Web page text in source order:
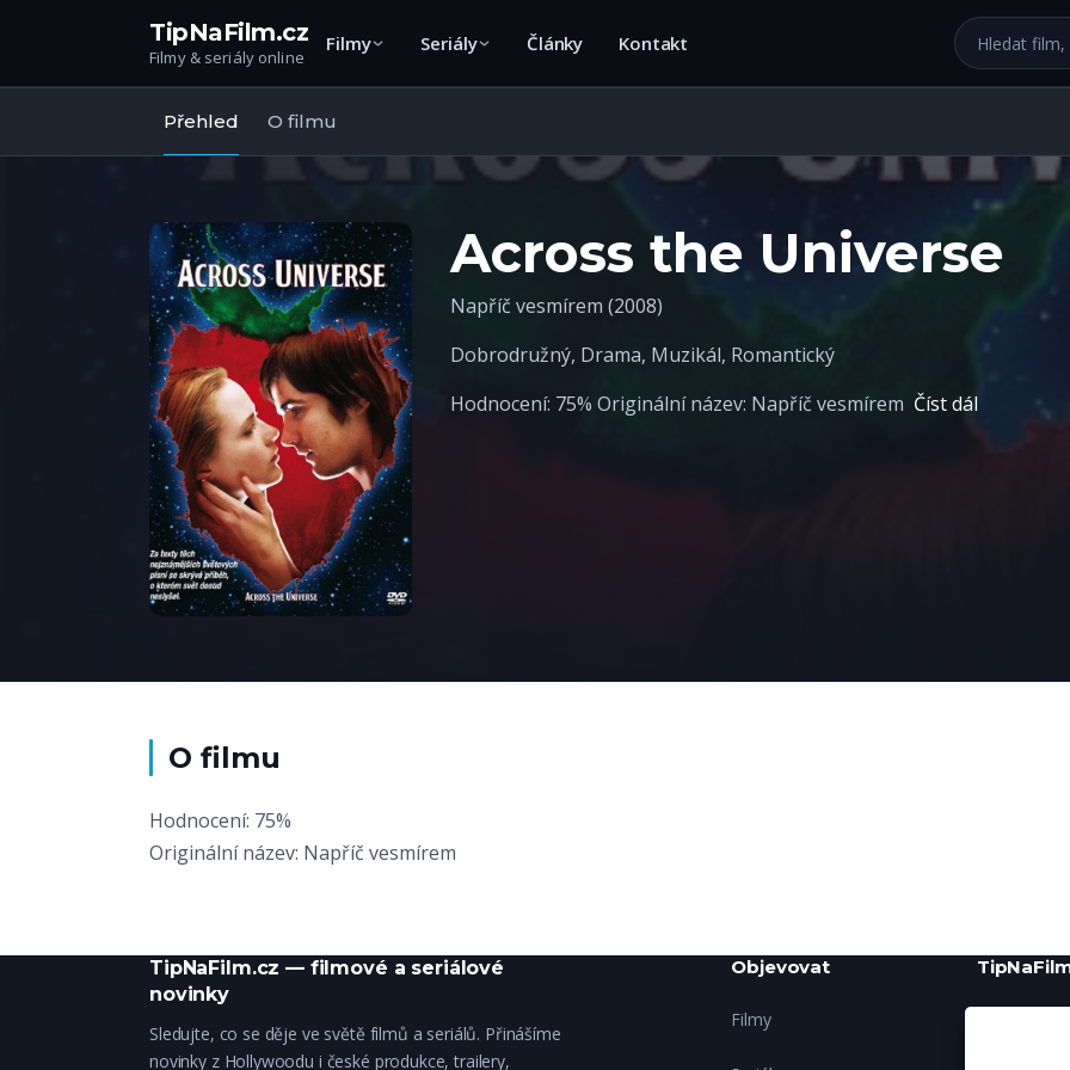
TipNaFilm.cz
Filmy & seriály online
Filmy Seriály Články Kontakt Hledat na
Přehled O filmu
Across the Universe
Napříč vesmírem (2008)
Dobrodružný, Drama, Muzikál, Romantický
Hodnocení: 75% Originální název: Napříč vesmírem Číst dál
O filmu
Hodnocení: 75%
Originální název: Napříč vesmírem
TipNaFilm.cz — filmové a seriálové
novinky
Sledujte, co se děje ve světě filmů a seriálů. Přinášíme
novinky z Hollywoodu i české produkce, trailery,
Objevovat
Filmy